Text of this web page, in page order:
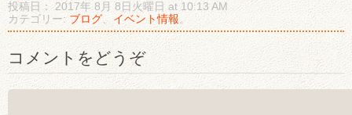
投稿日： 2017年 8月 8日火曜日 at 10:13 AM
カテゴリー: ブログ、 イベント情報。
コメントをどうぞ